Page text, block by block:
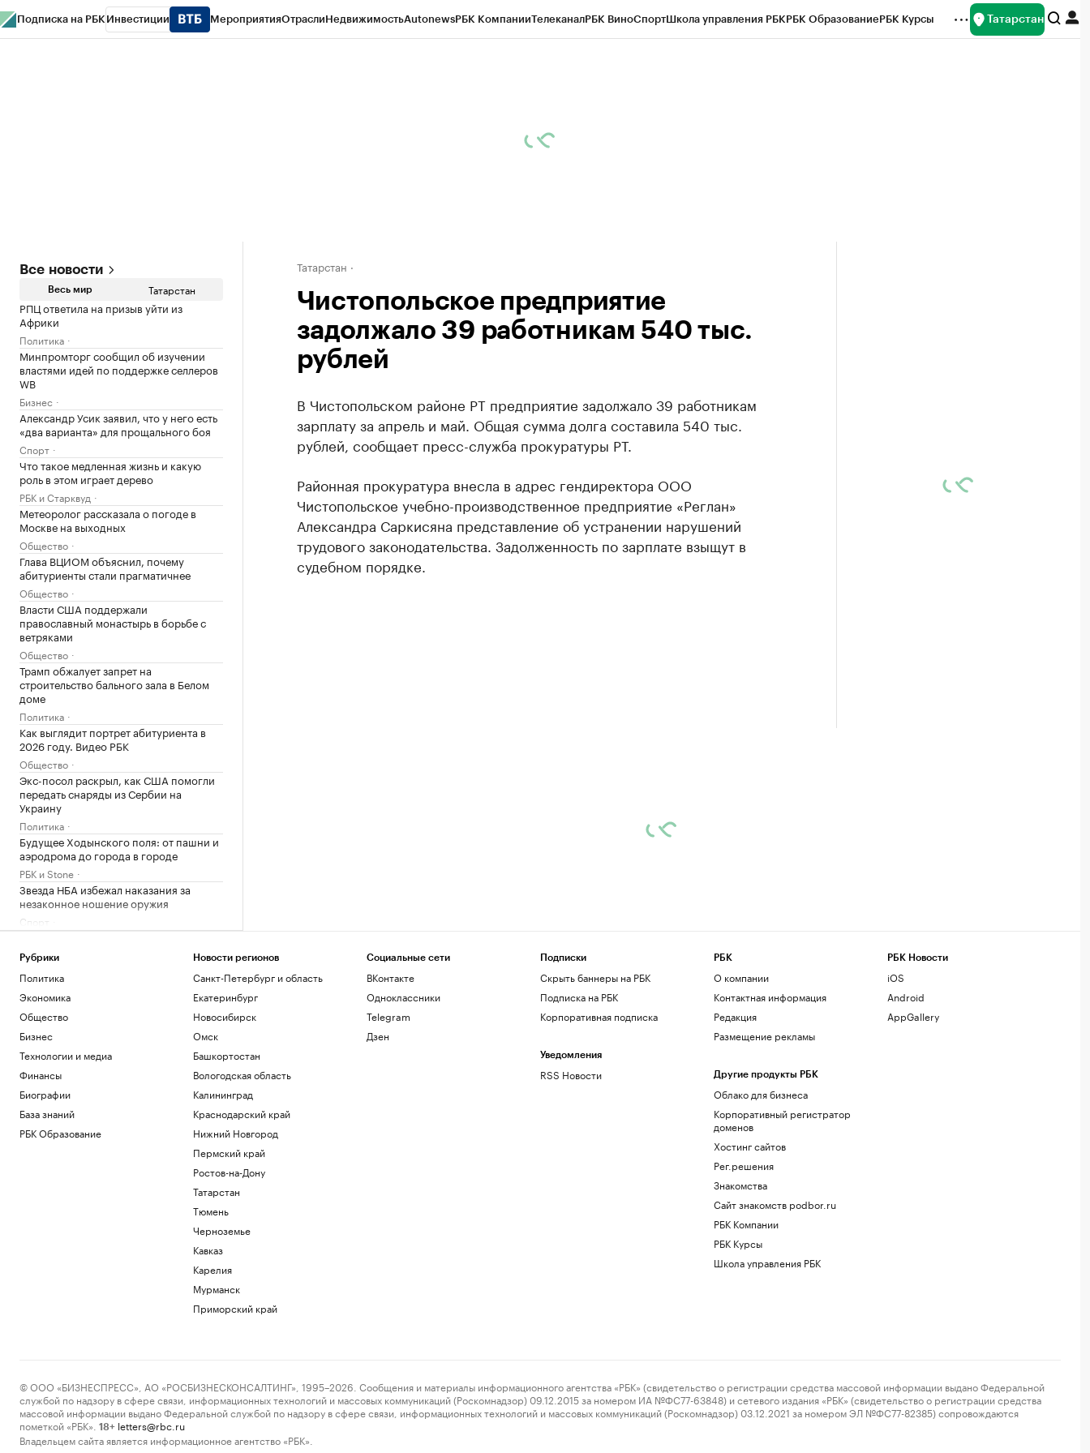
Подписка на РБК Инвестиции МероприятияОтраслиНедвижимостьAutonewsРБК КомпанииТелеканалРБК ВиноСпортШкола управления РБКРБК ОбразованиеРБК Курсы Татарстан
Все новости
Весь мир Татарстан
РПЦ ответила на призыв уйти из
Африки
Политика
Минпромторг сообщил об изучении
властями идей по поддержке селлеров
WB
Бизнес
Александр Усик заявил, что у него есть
«два варианта» для прощального боя
Спорт
Что такое медленная жизнь и какую
роль в этом играет дерево
РБК и Старквуд
Метеоролог рассказала о погоде в
Москве на выходных
Общество
Глава ВЦИОМ объяснил, почему
абитуриенты стали прагматичнее
Общество
Власти США поддержали
православный монастырь в борьбе с
ветряками
Общество
Трамп обжалует запрет на
строительство бального зала в Белом
доме
Политика
Как выглядит портрет абитуриента в
2026 году. Видео РБК
Общество
Экс-посол раскрыл, как США помогли
передать снаряды из Сербии на
Украину
Политика
Будущее Ходынского поля: от пашни и
аэродрома до города в городе
РБК и Stone
Звезда НБА избежал наказания за
незаконное ношение оружия
Спорт
регионами России за 12 часов
Погранслужба Финляндии пресекла
канал нелегальной миграции из
Прибалтики
Общество
Видеоитоги РБК
Подписка на РБК
Что будет после принятия сенатом
билля Грэма о санкциях против России
Политика
Минтруд раскрыл, кто получит право
Киты, тундра и космические пейзажи:
контракт с «Леганесом» на один год
Татарстан
Чистопольское предприятие
задолжало 39 работникам 540 тыс.
рублей
В Чистопольском районе РТ предприятие задолжало 39 работникам
зарплату за апрель и май. Общая сумма долга составила 540 тыс.
рублей, сообщает пресс-служба прокуратуры РТ.
Районная прокуратура внесла в адрес гендиректора ООО
Чистопольское учебно-производственное предприятие «Реглан»
Александра Саркисяна представление об устранении нарушений
трудового законодательства. Задолженность по зарплате взыщут в
судебном порядке.
Рубрики
Политика
Экономика
Общество
Бизнес
Технологии и медиа
Финансы
Биографии
База знаний
РБК Образование
Новости регионов
Санкт-Петербург и область
Екатеринбург
Новосибирск
Омск
Башкортостан
Вологодская область
Калининград
Краснодарский край
Нижний Новгород
Пермский край
Ростов-на-Дону
Татарстан
Тюмень
Черноземье
Кавказ
Карелия
Мурманск
Приморский край
Социальные сети
ВКонтакте
Одноклассники
Telegram
Дзен
Подписки
Скрыть баннеры на РБК
Подписка на РБК
Корпоративная подписка
Уведомления
RSS Новости
РБК
О компании
Контактная информация
Редакция
Размещение рекламы
Другие продукты РБК
Облако для бизнеса
Корпоративный регистратор
доменов
Хостинг сайтов
Рег.решения
Знакомства
Сайт знакомств podbor.ru
РБК Компании
РБК Курсы
Школа управления РБК
РБК Новости
iOS
Android
AppGallery
© ООО «БИЗНЕСПРЕСС», АО «РОСБИЗНЕСКОНСАЛТИНГ», 1995–2026. Сообщения и материалы информационного агентства «РБК» (свидетельство о регистрации средства массовой информации выдано Федеральной
службой по надзору в сфере связи, информационных технологий и массовых коммуникаций (Роскомнадзор) 09.12.2015 за номером ИА №ФС77-63848) и сетевого издания «РБК» (свидетельство о регистрации средства
массовой информации выдано Федеральной службой по надзору в сфере связи, информационных технологий и массовых коммуникаций (Роскомнадзор) 03.12.2021 за номером ЭЛ №ФС77-82385) сопровождаются
пометкой «РБК».
18+ letters@rbc.ru
Владельцем сайта является информационное агентство «РБК».